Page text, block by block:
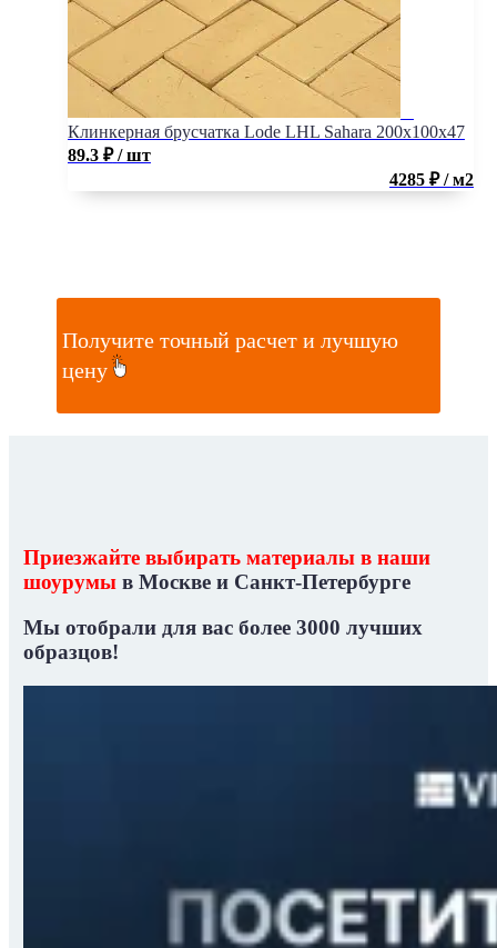
Клинкерная брусчатка Lode LHL Sahara 200x100x47
89.3 ₽ / шт
4285 ₽ / м2
Получите точный расчет и лучшую
цену
Приезжайте выбирать материалы в наши
шоурумы в Москве и Санкт-Петербурге
Мы отобрали для вас более 3000 лучших
образцов!